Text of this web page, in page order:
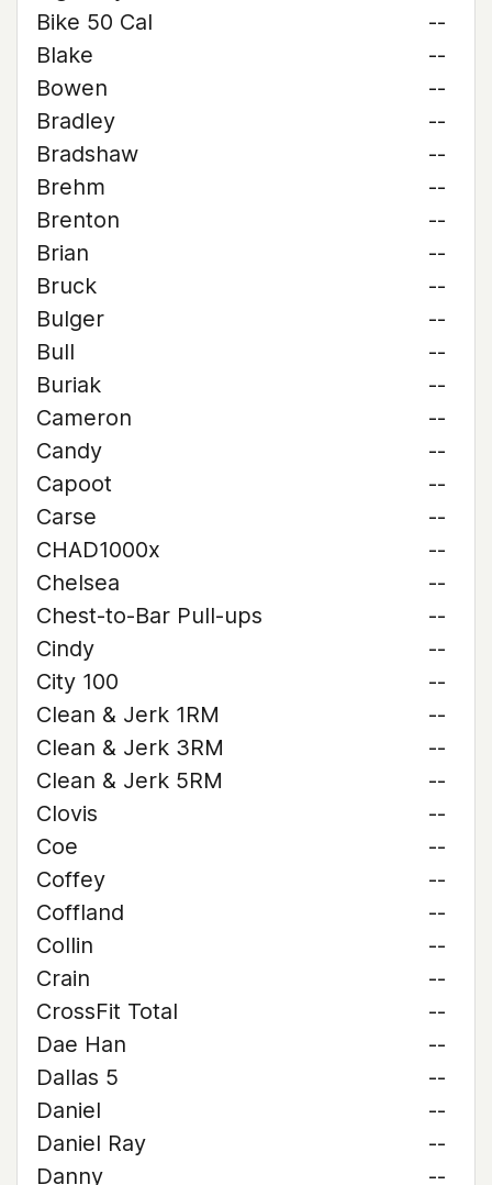
Bike 50 Cal
--
Blake
--
Bowen
--
Bradley
--
Bradshaw
--
Brehm
--
Brenton
--
Brian
--
Bruck
--
Bulger
--
Bull
--
Buriak
--
Cameron
--
Candy
--
Capoot
--
Carse
--
CHAD1000x
--
Chelsea
--
Chest-to-Bar Pull-ups
--
Cindy
--
City 100
--
Clean & Jerk 1RM
--
Clean & Jerk 3RM
--
Clean & Jerk 5RM
--
Clovis
--
Coe
--
Coffey
--
Coffland
--
Collin
--
Crain
--
CrossFit Total
--
Dae Han
--
Dallas 5
--
Daniel
--
Daniel Ray
--
Danny
--